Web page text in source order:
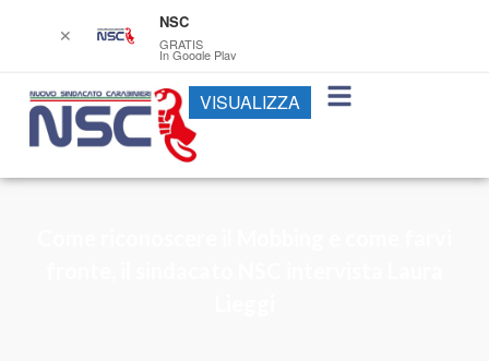
✕
NSC
GRATIS
In Google Play
VISUALIZZA